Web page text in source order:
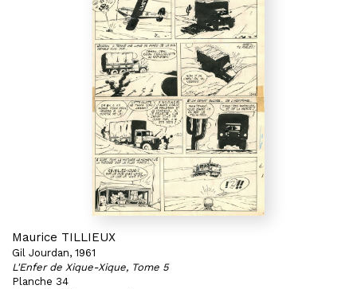
Maurice TILLIEUX
Gil Jourdan, 1961
L'Enfer de Xique-Xique, Tome 5
Planche 34